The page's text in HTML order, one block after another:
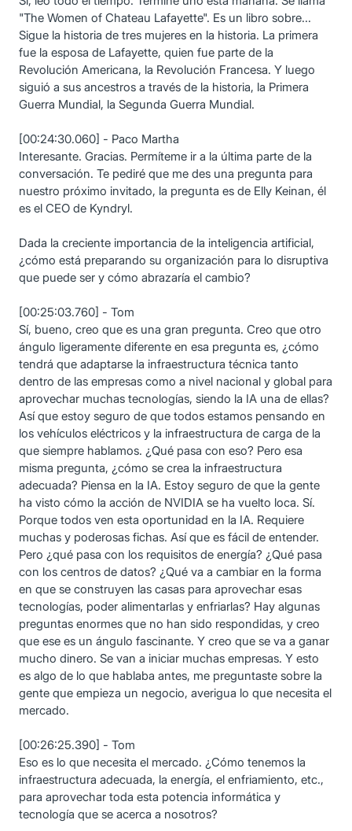
"The Women of Chateau Lafayette". Es un libro sobre...
Sigue la historia de tres mujeres en la historia. La primera
fue la esposa de Lafayette, quien fue parte de la
Revolución Americana, la Revolución Francesa. Y luego
siguió a sus ancestros a través de la historia, la Primera
Guerra Mundial, la Segunda Guerra Mundial.
[00:24:30.060] - Paco Martha
Interesante. Gracias. Permíteme ir a la última parte de la
conversación. Te pediré que me des una pregunta para
nuestro próximo invitado, la pregunta es de Elly Keinan, él
es el CEO de Kyndryl.
Dada la creciente importancia de la inteligencia artificial,
¿cómo está preparando su organización para lo disruptiva
que puede ser y cómo abrazaría el cambio?
[00:25:03.760] - Tom
Sí, bueno, creo que es una gran pregunta. Creo que otro
ángulo ligeramente diferente en esa pregunta es, ¿cómo
tendrá que adaptarse la infraestructura técnica tanto
dentro de las empresas como a nivel nacional y global para
aprovechar muchas tecnologías, siendo la IA una de ellas?
Así que estoy seguro de que todos estamos pensando en
los vehículos eléctricos y la infraestructura de carga de la
que siempre hablamos. ¿Qué pasa con eso? Pero esa
misma pregunta, ¿cómo se crea la infraestructura
adecuada? Piensa en la IA. Estoy seguro de que la gente
ha visto cómo la acción de NVIDIA se ha vuelto loca. Sí.
Porque todos ven esta oportunidad en la IA. Requiere
muchas y poderosas fichas. Así que es fácil de entender.
Pero ¿qué pasa con los requisitos de energía? ¿Qué pasa
con los centros de datos? ¿Qué va a cambiar en la forma
en que se construyen las casas para aprovechar esas
tecnologías, poder alimentarlas y enfriarlas? Hay algunas
preguntas enormes que no han sido respondidas, y creo
que ese es un ángulo fascinante. Y creo que se va a ganar
mucho dinero. Se van a iniciar muchas empresas. Y esto
es algo de lo que hablaba antes, me preguntaste sobre la
gente que empieza un negocio, averigua lo que necesita el
mercado.
[00:26:25.390] - Tom
Eso es lo que necesita el mercado. ¿Cómo tenemos la
infraestructura adecuada, la energía, el enfriamiento, etc.,
para aprovechar toda esta potencia informática y
tecnología que se acerca a nosotros?